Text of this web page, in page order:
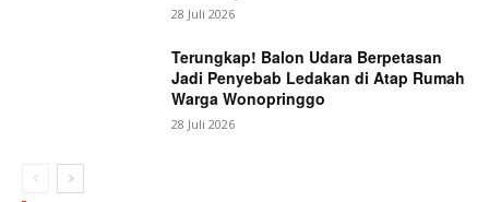
28 Juli 2026
Terungkap! Balon Udara Berpetasan
Jadi Penyebab Ledakan di Atap Rumah
Warga Wonopringgo
28 Juli 2026